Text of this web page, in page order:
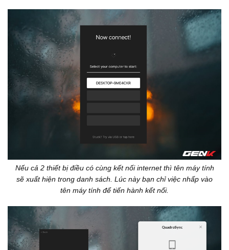
Nếu cả 2 thiết bị điều có cùng kết nối internet thì tên máy tính
sẽ xuất hiện trong danh sách. Lúc này bạn chỉ việc nhấp vào
tên máy tính để tiến hành kết nối.